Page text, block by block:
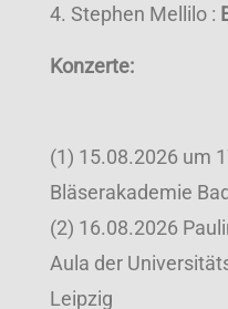
Stephen Mellilo :
(1) 15.08.2026 um
Bläserakademie
(2) 16.08.2026
Aula der
Leipzig